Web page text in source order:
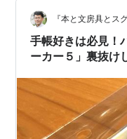
『本と文房具とス
手帳好きは必見！
ーカー５」裏抜け